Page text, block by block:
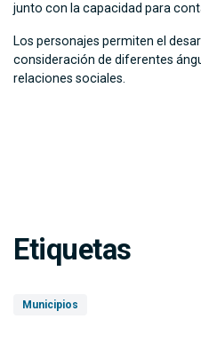
junto con la capacidad para
Los personajes permiten el
consideración de diferentes
relaciones sociales.
Etiquetas
Municipios